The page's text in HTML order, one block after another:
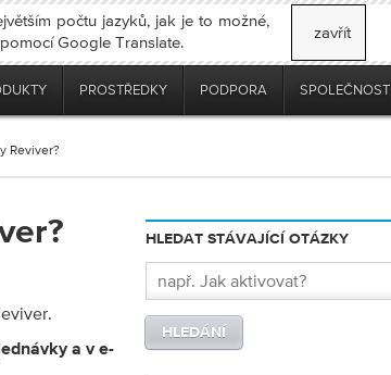
počtu jazyků, jak je to možné,
Google Translate.
zavřít
PROSTŘEDKY PODPORA SPOLEČNOST
Reviver?
a v e-
HLEDAT STÁVAJÍCÍ OTÁZKY